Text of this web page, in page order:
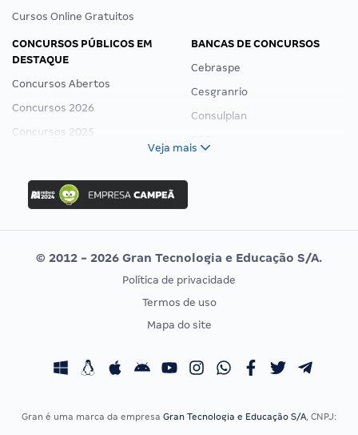
Cursos Online Gratuitos
CONCURSOS PÚBLICOS EM
DESTAQUE
Concursos Abertos
Concursos 2026
Concursos 2025
Concurso Ibama
Concurso MPU
Editais publicados
BANCAS DE CONCURSOS
Cebraspe
Cesgranrio
Consulplan
Vunesp
CONCURSOS POR PROFISSÃO
Concursos Fiscais
EXAME DE ORDEM
Calendário OAB
Veja mais
© 2012 - 2026 Gran Tecnologia e Educação S/A.
Política de privacidade
Termos de uso
Mapa do site
Gran é uma marca da empresa Gran Tecnologia e Educação S/A, CNPJ: